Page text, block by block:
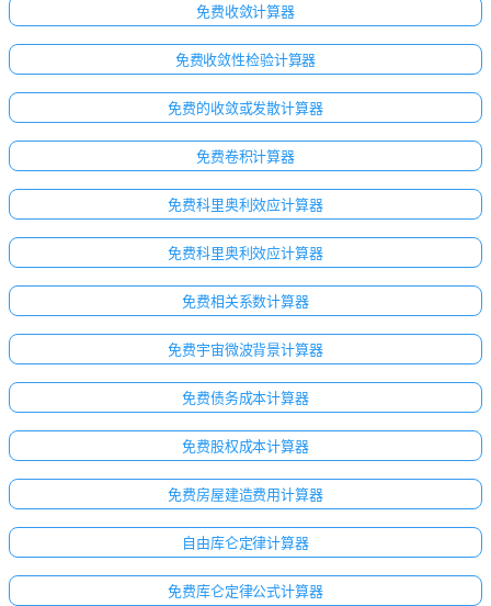
免费收敛计算器
免费收敛性检验计算器
免费的收敛或发散计算器
免费卷积计算器
免费科里奥利效应计算器
免费科里奥利效应计算器
免费相关系数计算器
免费宇宙微波背景计算器
免费债务成本计算器
免费股权成本计算器
免费房屋建造费用计算器
自由库仑定律计算器
免费库仑定律公式计算器